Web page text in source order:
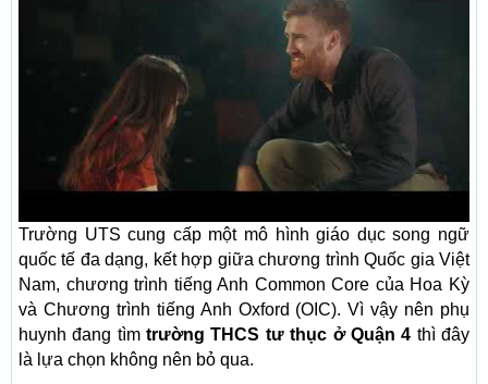
Trường UTS cung cấp một mô hình giáo dục song ngữ
quốc tế đa dạng, kết hợp giữa chương trình Quốc gia Việt
Nam, chương trình tiếng Anh Common Core của Hoa Kỳ
và Chương trình tiếng Anh Oxford (OIC). Vì vậy nên phụ
huynh đang tìmtrường THCS tư thục ở Quận 4 thì đây
là lựa chọn không nên bỏ qua.